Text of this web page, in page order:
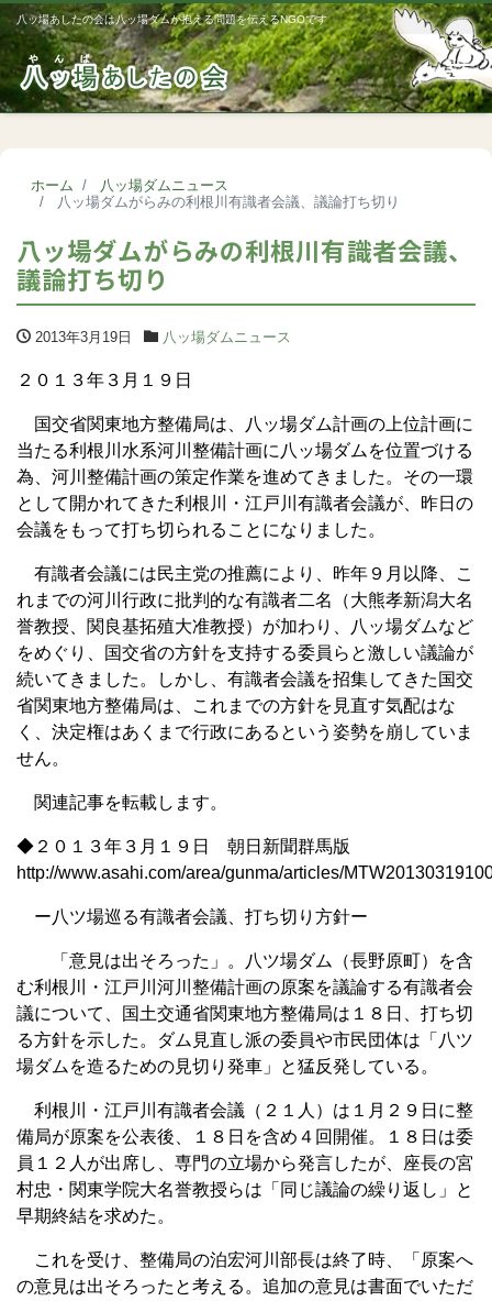
八ッ場あしたの会は八ッ場ダムが抱える問題を伝えるNGOです
ホーム
八ッ場ダムニュース
八ッ場ダムがらみの利根川有識者会議、議論打ち切り
八ッ場ダムがらみの利根川有識者会議、
議論打ち切り
2013年3月19日 八ッ場ダムニュース
２０１３年３月１９日
国交省関東地方整備局は、八ッ場ダム計画の上位計画に
当たる利根川水系河川整備計画に八ッ場ダムを位置づける
為、河川整備計画の策定作業を進めてきました。その一環
として開かれてきた利根川・江戸川有識者会議が、昨日の
会議をもって打ち切られることになりました。
有識者会議には民主党の推薦により、昨年９月以降、こ
れまでの河川行政に批判的な有識者二名（大熊孝新潟大名
誉教授、関良基拓殖大准教授）が加わり、八ッ場ダムなど
をめぐり、国交省の方針を支持する委員らと激しい議論が
続いてきました。しかし、有識者会議を招集してきた国交
省関東地方整備局は、これまでの方針を見直す気配はな
く、決定権はあくまで行政にあるという姿勢を崩していま
せん。
関連記事を転載します。
◆２０１３年３月１９日 朝日新聞群馬版
http://www.asahi.com/area/gunma/articles/
ー八ツ場巡る有識者会議、打ち切り方針ー
「意見は出そろった」。八ツ場ダム（長野原町）を含
む利根川・江戸川河川整備計画の原案を議論する有識者会
議について、国土交通省関東地方整備局は１８日、打ち切
る方針を示した。ダム見直し派の委員や市民団体は「八ツ
場ダムを造るための見切り発車」と猛反発している。
利根川・江戸川有識者会議（２１人）は１月２９日に整
備局が原案を公表後、１８日を含め４回開催。１８日は委
員１２人が出席し、専門の立場から発言したが、座長の宮
村忠・関東学院大名誉教授らは「同じ議論の繰り返し」と
早期終結を求めた。
これを受け、整備局の泊宏河川部長は終了時、「原案へ
の意見は出そろったと考える。追加の意見は書面でいただ